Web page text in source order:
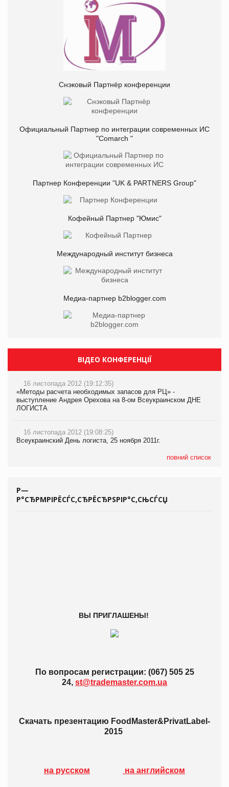
Снэковый Партнёр конференции
Официальный Партнер по интеграции современных ИС
"Comarch "
Партнер Конференции "UK & PARTNERS Group"
Кофейный Партнер "Юмис"
Международный институт бизнеса
Медиа-партнер b2blogger.com
ВІДЕО КОНФЕРЕНЦІЇ
16 листопада 2012 (19:12:35)
«Методы расчета необходимых запасов для РЦ» -
выступление Андрея Орехова на 8-ом Всеукраинском ДНЕ
ЛОГИСТА
16 листопада 2012 (19:08:25)
Всеукраинский День логиста, 25 ноября 2011г.
повний список
Р—
Р°СЂРΜРІРЁСЃС‚СЂРЁСЂРЅРІР°С‚СЊСЃСЏ
ВЫ ПРИГЛАШЕНЫ!
По вопросам регистрации: (067) 505 25
24, st@trademaster.com.ua
Скачать презентацию FoodMaster&PrivatLabel-
2015
на русском на английском